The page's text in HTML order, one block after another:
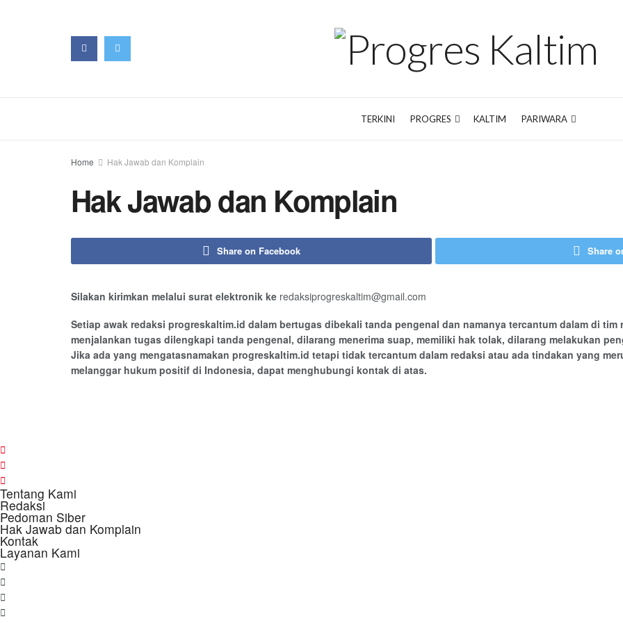
TERKINI PROGRES KALTIM PARIWARA
Home Hak Jawab dan Komplain
Hak Jawab dan Komplain
Share on Facebook Share
Silakan kirimkan melalui surat elektronik ke redaksiprogreskaltim@gmail.com
Setiap awak redaksi progreskaltim.id dalam bertugas dibekali tanda pengenal dan namanya tercantum dalam di
menjalankan tugas dilengkapi tanda pengenal, dilarang menerima suap, memiliki hak tolak, dilarang melakukan
Jika ada yang mengatasnamakan progreskaltim.id tetapi tidak tercantum dalam redaksi atau ada tindakan yang
melanggar hukum positif di Indonesia, dapat menghubungi kontak di atas.
Tentang Kami
Redaksi
Pedoman Siber
Hak Jawab dan Komplain
Kontak
Layanan Kami